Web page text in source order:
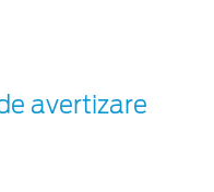
avertizare